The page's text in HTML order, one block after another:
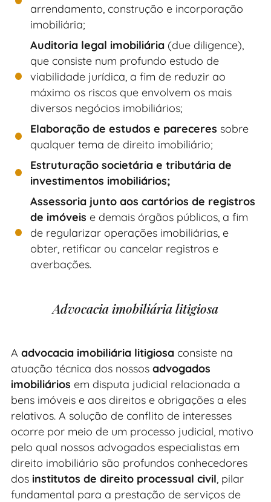
arrendamento, construção e incorporação
imobiliária;
Auditoria legal imobiliária(due diligence),
que consiste num profundo estudo de
viabilidade jurídica, a fim de reduzir ao
máximo os riscos que envolvem os mais
diversos negócios imobiliários;
Elaboração de estudos e pareceres sobre
qualquer tema de direito imobiliário;
Estruturação societária e tributária de
investimentos imobiliários;
Assessoria junto aos cartórios de registros
de imóveis e demais órgãos públicos, a fim
de regularizar operações imobiliárias, e
obter, retificar ou cancelar registros e
averbações.
Advocacia imobiliária litigiosa
A advocacia imobiliária litigiosaconsiste na
atuação técnica dos nossos advogados
imobiliários em disputa judicial relacionada a
bens imóveis e aos direitos e obrigações a eles
relativos. A solução de conflito de interesses
ocorre por meio de um processo judicial, motivo
pelo qual nossos advogados especialistas em
direito imobiliário são profundos conhecedores
dos institutos de direito processual civil , pilar
fundamental para a prestação de serviços de